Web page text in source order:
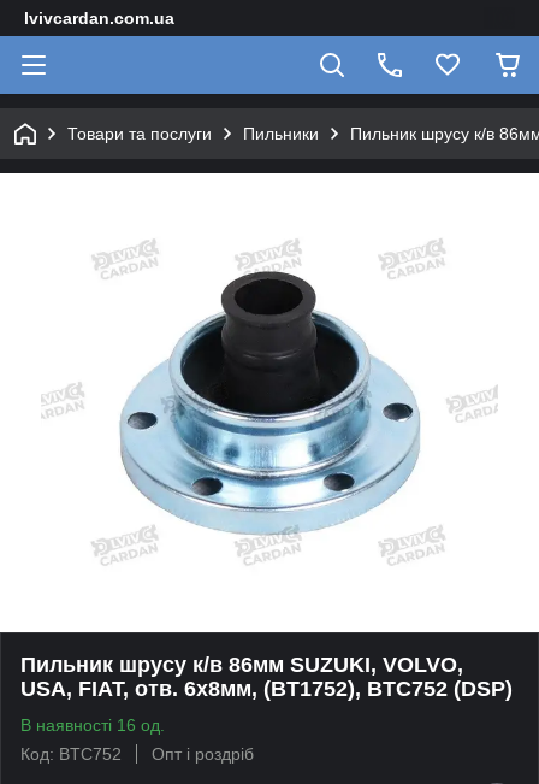
lvivcardan.com.ua
Товари та послуги Пильники Пильник шрусу к/в
Пильник шрусу к/в 86мм SUZUKI, VOLVO,
USA, FIAT, отв. 6x8мм, (BT1752), BTC752 (DSP)
В наявності 16 од.
Код: BTC752
Опт і роздріб